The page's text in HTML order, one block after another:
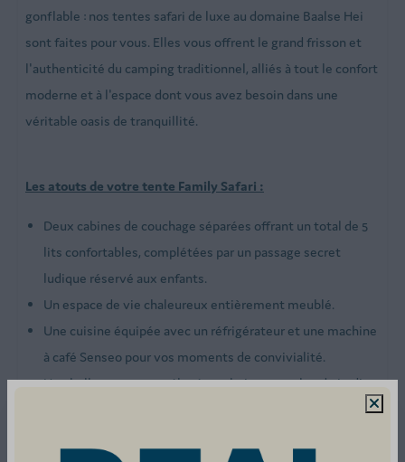
En extérieur
Table de pique-nique
gonflable : nos tentes safari de luxe au domaine Baalse Hei
sont faites pour vous. Elles vous offrent le grand frisson et
l'authenticité du camping traditionnel, alliés à tout le confort
moderne et à l'espace dont vous avez besoin dans une
véritable oasis de tranquillité.
Les atouts de votre tente Family Safari :
Deux cabines de couchage séparées offrant un total de 5
lits confortables, complétées par un passage secret
ludique réservé aux enfants.
Un espace de vie chaleureux entièrement meublé.
Une cuisine équipée avec un réfrigérateur et une machine
à café Senseo pour vos moments de convivialité.
Une belle terrasse surélevée en bois avec salon de jardin,